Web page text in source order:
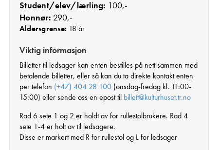
Student/elev/lærling: 100,-
Honnør: 290,-
Aldersgrense: 18 år
Viktig informasjon
Billetter til ledsager kan enten bestilles på nett sammen med
betalende billetter, eller så kan du ta direkte kontakt enten
per telefon (+47) 404 28 100 (onsdag-fredag kl. 11:00-
15:00) eller sende oss en epost til billett@kulturhuset.tr.no
Rad 6 sete 1 og 2 er holdt av for rullestolbrukere. Rad 4
sete 1-4 er holt av til ledsagere.
Disse er markert med R for rullestol og L for ledsager